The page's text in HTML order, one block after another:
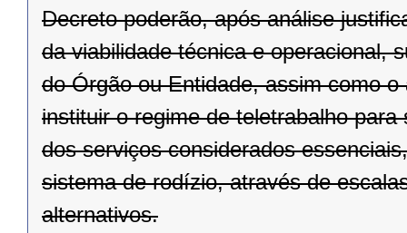
Decreto poderão, após análise
da viabilidade técnica e operacional,
do Órgão ou Entidade, assim como
instituir o regime de teletrabalho
dos serviços considerados
sistema de rodízio, através de
alternativos.